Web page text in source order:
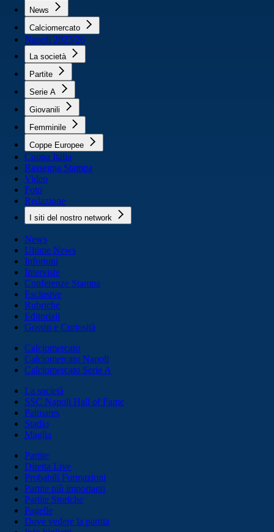
News
Calciomercato
Napoli 2025/26
La società
Partite
Serie A
Giovanili
Femminile
Coppe Europee
Coppa Italia
Rassegna Stampa
Video
Foto
Redazione
I siti del nostro network
News
Ultime News
Infortuni
Interviste
Conferenze Stampa
Esclusive
Rubriche
Editoriali
Gossip e Curiosità
Calciomercato
Calciomercato Napoli
Calciomercato Serie A
La società
SSC Napoli Hall of Fame
Palmares
Stadio
Maglia
Partite
Diretta Live
Probabili Formazioni
Partite più importanti
Partite Storiche
Pagelle
Dove vedere la partita